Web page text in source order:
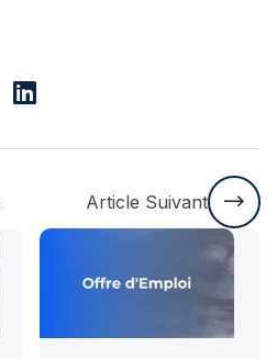
Article Suivant